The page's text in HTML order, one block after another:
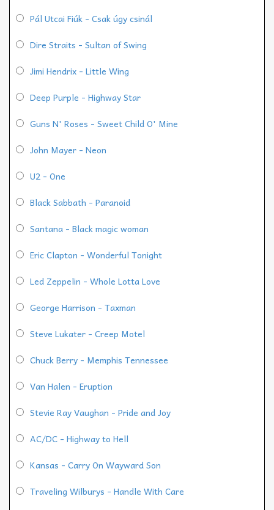
Pál Utcai Fiúk - Csak úgy csinál
Dire Straits - Sultan of Swing
Jimi Hendrix - Little Wing
Deep Purple - Highway Star
Guns N' Roses - Sweet Child O' Mine
John Mayer - Neon
U2 - One
Black Sabbath - Paranoid
Santana - Black magic woman
Eric Clapton - Wonderful Tonight
Led Zeppelin - Whole Lotta Love
George Harrison - Taxman
Steve Lukater - Creep Motel
Chuck Berry - Memphis Tennessee
Van Halen - Eruption
Stevie Ray Vaughan - Pride and Joy
AC/DC - Highway to Hell
Kansas - Carry On Wayward Son
Traveling Wilburys - Handle With Care